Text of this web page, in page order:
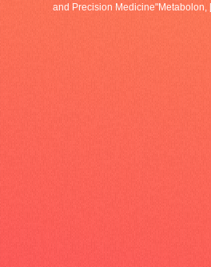
and Precision Medicine"Metabolon,